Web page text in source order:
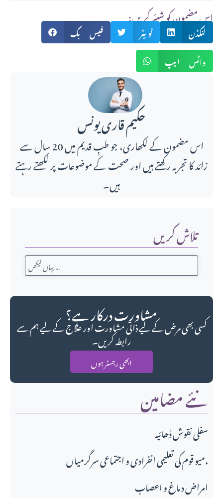
تلاش کریں
مشاورت درکار ہے؟
کسی بھی مرض کے لیے ذاتی مشاورت اور علاج کے لیے ہم سے
رابطہ کریں۔
ابھی رجسٹر ہوں
نئے مضامین
سفلی نقوش ڈھائیہ
میو قوم کی تعلیمی انفرادی و اجتماعی سرگرمیاں،
امراض د ماغ و اعصاب
:اس مضمون کو شیئر کریں
فیس بک ٹویٹر
لنکڈن
واٹس ایپ
حکیم قاری یونس
اس مضمون کے لکھاری، جو طبِ قدیم میں 20 سال سے
زائد کا تجربہ رکھتے ہیں اور صحت کے موضوعات پر لکھتے رہتے
ہیں۔